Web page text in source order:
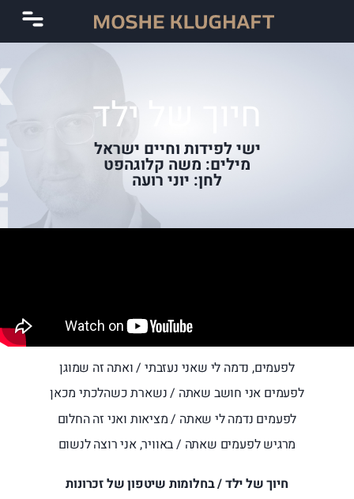
חיוך של ילד
ישי לפידות וחיים ישראל
מילים: משה קלוגהפט
לחן: יוני רועה
לפעמים, נדמה לי שאני נעזבתי / ואתה זה שמוגן
לפעמים אני חושב שאתה / נשארת כשהלכתי מכאן
לפעמים נדמה לי שאתה / מציאות ואני זה החלום
מרגיש לפעמים שאתה / באוויר, אני רוצה לנשום
חיוך של ילד / בחלומות שיטפון של זכרונות